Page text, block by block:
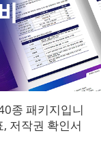
종 패키지입니
저작권 확인서